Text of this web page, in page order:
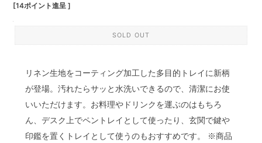
[14ポイント進呈 ]
SOLD OUT
リネン生地をコーティング加工した多目的トレイに新柄
が登場。汚れたらサッと水洗いできるので、清潔にお使
いいただけます。お料理やドリンクを運ぶのはもちろ
ん、デスク上でペントレイとして使ったり、玄関で鍵や
印鑑を置くトレイとして使うのもおすすめです。 ※商品